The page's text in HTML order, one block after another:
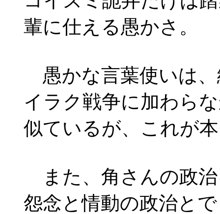
輩に仕える愚かさ。
愚かな言葉使いは、
イラク戦争に加わら
似ているが、これが
また、角さんの政治
怨念と情動の政治と